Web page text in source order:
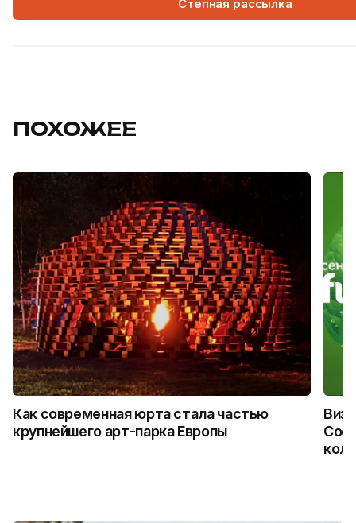
Степная рассылка
ПОХОЖЕЕ
Как современная юрта стала частью
крупнейшего арт-парка Европы